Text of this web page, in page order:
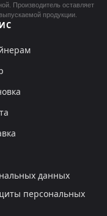
Производитель оставляет
продукции.
данных
персональных